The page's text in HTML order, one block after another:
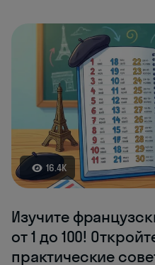
16.4K
Изучите
от 1 до 100!
практические